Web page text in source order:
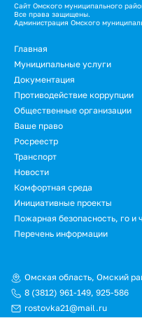
Сайт Омского муниципального
Все права защищены.
Администрация Омского
Подвал
Главная
Муниципальные услуги
Документация
Противодействие коррупции
Общественные организации
Ваше право
Росреестр
Транспорт
Новости
Омская область, Омский
8 (3812) 961-149, 925-586
rostovka21@mail.ru
Подвал.
меню
Комфортная среда
Инициативные проекты
Пожарная безопасность, го и
Перечень информации